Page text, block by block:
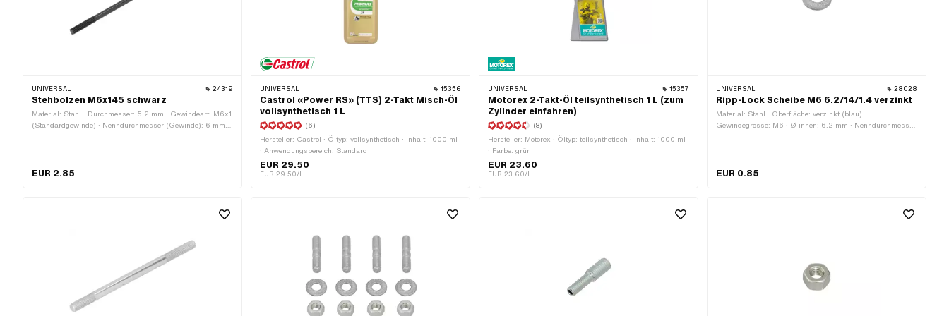
UNIVERSAL 24319
Stehbolzen M6x145 schwarz
Material: Stahl · Durchmesser: 5.2 mm · Gewindeart: M6x1
(Standardgewinde) · Nenndurchmesser (Gewinde): 6 mm ·
EUR 2.85
UNIVERSAL 15356
Castrol «Power RS» (TTS) 2-Takt Misch-Öl
vollsynthetisch 1 L
(6)
Hersteller: Castrol · Öltyp: vollsynthetisch · Inhalt: 1000 ml
· Anwendungsbereich: Standard
EUR 29.50
EUR 29.50/l
UNIVERSAL 15357
Motorex 2-Takt-Öl teilsynthetisch 1 L (zum
Zylinder einfahren)
(8)
Hersteller: Motorex · Öltyp: teilsynthetisch · Inhalt: 1000 ml
· Farbe: grün
EUR 23.60
EUR 23.60/l
UNIVERSAL 28028
Ripp-Lock Scheibe M6 6.2/14/1.4 verzinkt
Material: Stahl · Oberfläche: verzinkt (blau) ·
Gewindegrösse: M6 · Ø innen: 6.2 mm · Nenndurchmesser
der Sachs OEM-Nr.: 0245 023 002 · Sachs OEM-Nr.:
EUR 0.85